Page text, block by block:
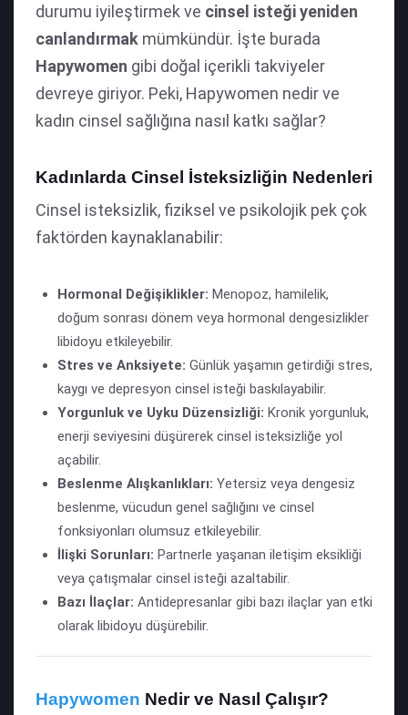
durumu iyileştirmek ve cinsel isteği yeniden
canlandırmak mümkündür. İşte burada
Hapywomen gibi doğal içerikli takviyeler
devreye giriyor. Peki, Hapywomen nedir ve
kadın cinsel sağlığına nasıl katkı sağlar?
Kadınlarda Cinsel İsteksizliğin Nedenleri
Cinsel isteksizlik, fiziksel ve psikolojik pek çok
faktörden kaynaklanabilir:
Hormonal Değişiklikler: Menopoz, hamilelik,
doğum sonrası dönem veya hormonal dengesizlikler
libidoyu etkileyebilir.
Stres ve Anksiyete: Günlük yaşamın getirdiği stres,
kaygı ve depresyon cinsel isteği baskılayabilir.
Yorgunluk ve Uyku Düzensizliği: Kronik yorgunluk,
enerji seviyesini düşürerek cinsel isteksizliğe yol
açabilir.
Beslenme Alışkanlıkları: Yetersiz veya dengesiz
beslenme, vücudun genel sağlığını ve cinsel
fonksiyonları olumsuz etkileyebilir.
İlişki Sorunları: Partnerle yaşanan iletişim eksikliği
veya çatışmalar cinsel isteği azaltabilir.
Bazı İlaçlar: Antidepresanlar gibi bazı ilaçlar yan etki
olarak libidoyu düşürebilir.
Hapywomen Nedir ve Nasıl Çalışır?